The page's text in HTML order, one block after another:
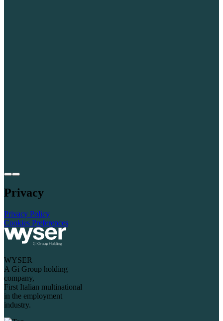
Privacy
Privacy Policy
Cookies Preferences
WYSER
A Gi Group holding
company,
First Italian multinational
in the employment
industry.